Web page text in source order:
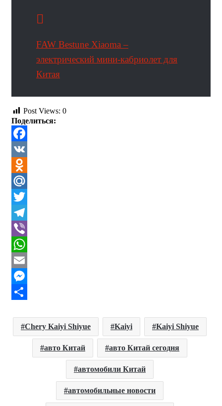
FAW Bestune Xiaoma –
электрический мини-кабриолет для
Китая
Post Views: 0
Поделиться:
Facebook
VK
Odnoklassniki
Mail.Ru
Twitter
Telegram
Viber
WhatsApp
Email
Messenger
Chery Kaiyi Shiyue Kaiyi Kaiyi Shiyue
авто Китай авто Китай сегодня
автомобили Китай
автомобильные новости